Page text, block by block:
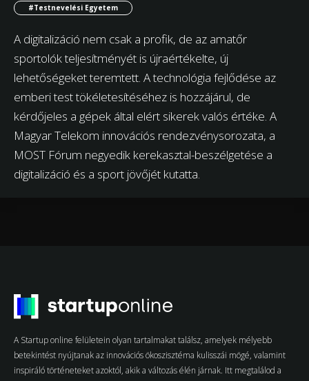
#Testnevelési Egyetem
A digitalizáció nem csak a profik, de az amatőr
sportolók teljesítményét is újraértékelte, új
lehetőségeket teremtett. A technológia fejlődése az
emberi test tökéletesítéséhez is hozzájárul, de
kérdőjeles a gépek által elért sikerek valós értéke. A
Magyar Telekom innovációs rendezvénysorozata, a
MOST Fórum negyedik kerekasztal-beszélgetése a
digitalizáció és a sport jövőjét kutatta.
A Startup online felületein olyan tartalmakat találsz, amelyek mélyebb
betekintést nyújtanak az innovációs ökoszisztéma kulisszái mögé, valamint
inspiráló történeteket azoktól, akik a változás élén járnak. Itt megtalálod a